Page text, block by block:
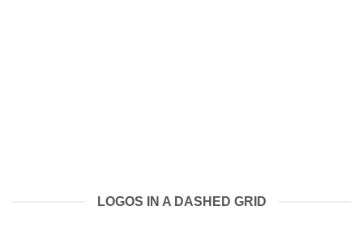
LOGOS IN A DASHED GRID